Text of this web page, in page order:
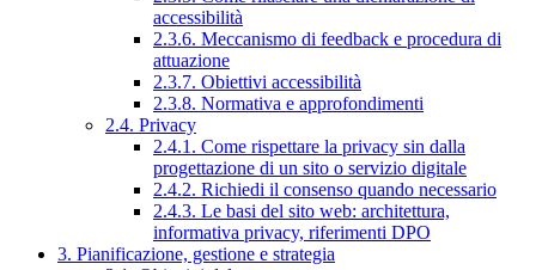
accessibilità
2.3.6. Meccanismo di feedback e procedura di
attuazione
2.3.7. Obiettivi accessibilità
2.3.8. Normativa e approfondimenti
2.4. Privacy
2.4.1. Come rispettare la privacy sin dalla
progettazione di un sito o servizio digitale
2.4.2. Richiedi il consenso quando necessario
2.4.3. Le basi del sito web: architettura,
informativa privacy, riferimenti DPO
3. Pianificazione, gestione e strategia